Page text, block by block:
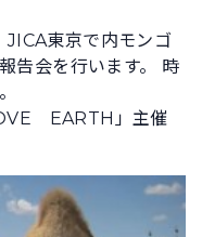
JICA東京で内モンゴ
告会を行います。 時
EARTH」主催